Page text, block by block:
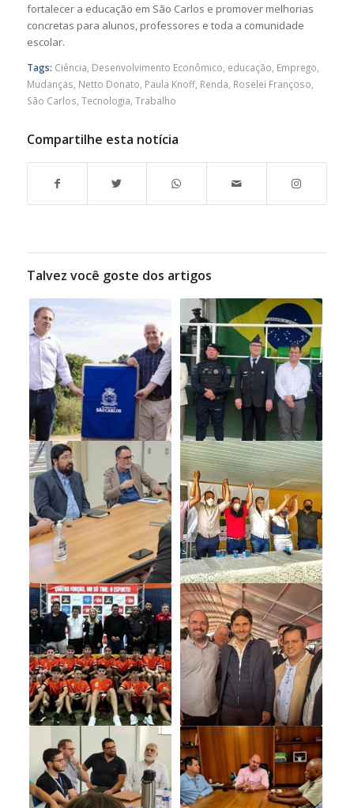
fortalecer a educação em São Carlos e promover melhorias
concretas para alunos, professores e toda a comunidade
escolar.
Tags: Ciência Desenvolvimento Econômico educação Emprego
Mudanças Netto Donato Paula Knoff, Renda Roselei Françoso
São Carlos Tecnologia Trabalho
Compartilhe esta notícia
Talvez você goste dos artigos